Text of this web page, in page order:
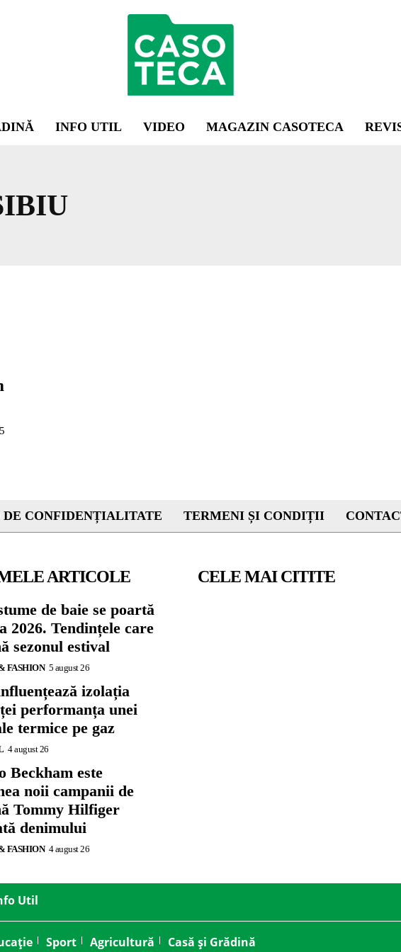
INFO UTIL VIDEO MAGAZIN CASOTECA
DE CONFIDENȚIALITATE TERMENI ȘI CONDIȚII
ARTICOLE
de baie se poartă
2026. Tendințele care
sezonul estival
FASHION 5 august 26
izolația
performanța unei
termice pe gaz
4 august 26
Beckham este
noii campanii de
Tommy Hilfiger
denimului
FASHION 4 august 26
CELE MAI CITITE
Util
Sport Agricultură Casă și Grădină